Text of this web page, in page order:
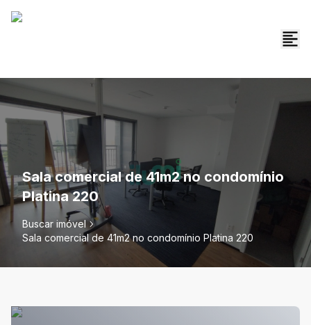
Sala comercial de 41m2 no condomínio
Platina 220
Buscar imóvel
Sala comercial de 41m2 no condomínio Platina 220